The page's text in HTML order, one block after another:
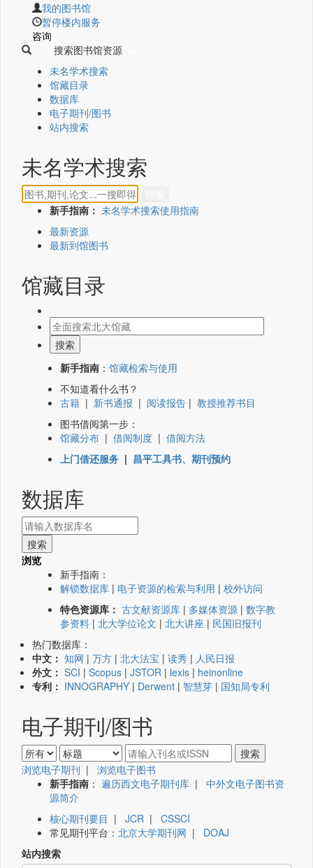
我的图书馆
暂停楼内服务
咨询
搜索图书馆资源
未名学术搜索
馆藏目录
数据库
电子期刊/图书
站内搜索
未名学术搜索
新手指南： 未名学术搜索使用指南
最新资源
最新到馆图书
馆藏目录
新手指南 ： 馆藏检索与使用
不知道看什么书？
古籍 | 新书通报 | 阅读报告 | 教授推荐书目
图书借阅第一步：
馆藏分布 | 借阅制度 | 借阅方法
上门借还服务 | 昌平工具书、期刊预约
数据库
浏览
新手指南：
解锁数据库 | 电子资源的检索与利用 | 校外访问
特色资源库： 古文献资源库 | 多媒体资源 | 数字教
参资料 | 北大学位论文 | 北大讲座 | 民国旧报刊
热门数据库：
中文： 知网 | 万方 | 北大法宝 | 读秀 | 人民日报
外文： SCI | Scopus | JSTOR | lexis | heinonline
专利： INNOGRAPHY | Derwent | 智慧芽 | 国知局专利
电子期刊/图书
浏览电子期刊 | 浏览电子图书
新手指南 ： 遍历西文电子期刊库 | 中外文电子图书资
源简介
核心期刊要目 | JCR | CSSCI
常见期刊平台： 北京大学期刊网 | DOAJ
站内搜索